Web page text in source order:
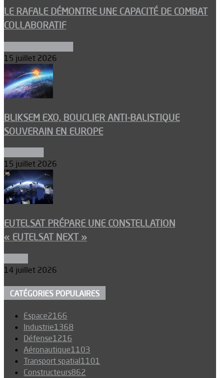
LE RAFALE DÉMONTRE UNE CAPACITÉ DE COMBAT
COLLABORATIF
15 juillet 2026
BLIKSEM EXO, BOUCLIER ANTI-BALISTIQUE
SOUVERAIN EN EUROPE
15 juillet 2026
EUTELSAT PRÉPARE UNE CONSTELLATION
« EUTELSAT NEXT »
14 juillet 2026
CATÉGORIES POPULAIRES
Espace2166
Industrie1368
Défense1216
Aéronautique1103
Transport spatial1101
Constructeurs862